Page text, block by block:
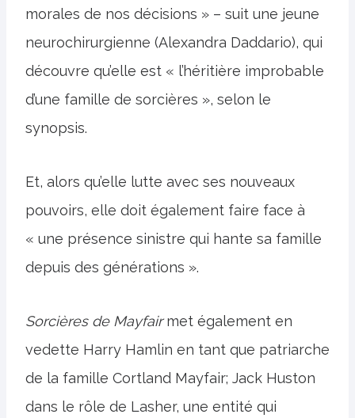
morales de nos décisions » – suit une jeune
neurochirurgienne (Alexandra Daddario), qui
découvre qu’elle est « l’héritière improbable
d’une famille de sorcières », selon le
synopsis.
Et, alors qu’elle lutte avec ses nouveaux
pouvoirs, elle doit également faire face à
« une présence sinistre qui hante sa famille
depuis des générations ».
Sorcières de Mayfairmet également en
vedette Harry Hamlin en tant que patriarche
de la famille Cortland Mayfair; Jack Huston
dans le rôle de Lasher, une entité qui